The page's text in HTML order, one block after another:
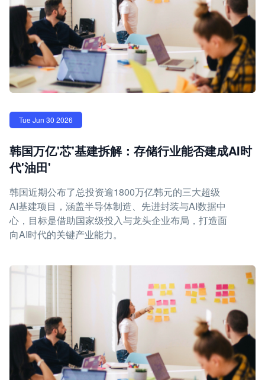
Tue Jun 30 2026
韩国万亿'芯'基建拆解：存储行业能否建成AI时
代'油田'
韩国近期公布了总投资逾1800万亿韩元的三大超级
AI基建项目，涵盖半导体制造、先进封装与AI数据中
心，目标是借助国家级投入与龙头企业布局，打造面
向AI时代的关键产业能力。